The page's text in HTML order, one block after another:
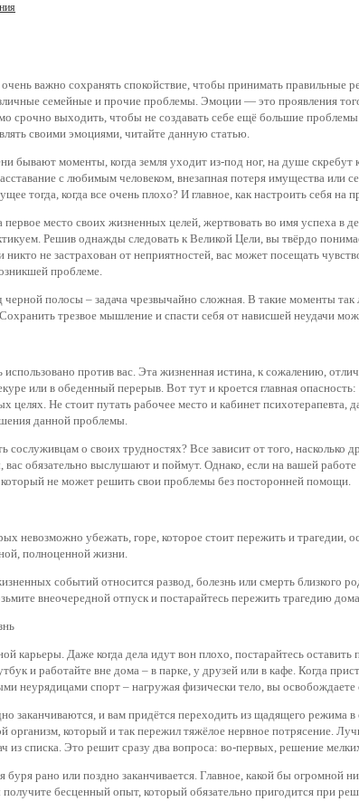
важно сохранять спокойствие, чтобы принимать правильные
семейные и прочие проблемы. Эмоции — это проявления
срочно выходить, чтобы не создавать себе ещё большие
своими эмоциями, читайте данную статью.
бывают моменты, когда земля уходит из-под ног, на душе
с любимым человеком, внезапная потеря имущества или
тогда, когда все очень плохо? И главное, как настроить себя
первое место своих жизненных целей, жертвовать во имя успеха
Решив однажды следовать к Великой Цели, вы твёрдо
никто не застрахован от неприятностей, вас может посещать
проблеме.
полосы – задача чрезвычайно сложная. В такие моменты
Сохранить трезвое мышление и спасти себя от нависшей неудачи
против вас. Эта жизненная истина, к сожалению,
или в обеденный перерыв. Вот тут и кроется главная
целях. Не стоит путать рабочее место и кабинет
данной проблемы.
сослуживцам о своих трудностях? Все зависит от того,
обязательно выслушают и поймут. Однако, если на вашей
не может решить свои проблемы без посторонней помощи.
невозможно убежать, горе, которое стоит пережить и трагедии,
полноценной жизни.
событий относится развод, болезнь или смерть близкого
внеочередной отпуск и постарайтесь пережить трагедию
карьеры. Даже когда дела идут вон плохо, постарайтесь
и работайте вне дома – в парке, у друзей или в кафе. Когда
неурядицами спорт – нагружая физически тело, вы освобождаете
заканчиваются, и вам придётся переходить из щадящего
организм, который и так пережил тяжёлое нервное потрясение.
из списка. Это решит сразу два вопроса: во-первых, решение
рано или поздно заканчивается. Главное, какой бы огромной
получите бесценный опыт, который обязательно пригодится при